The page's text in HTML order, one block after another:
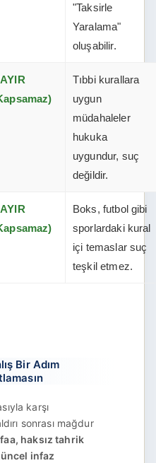
"Taksirle
Yaralama"
oluşabilir.
Tıbbi kurallara
uygun
müdahaleler
hukuka
uygundur, suç
değildir.
Boks, futbol gibi
sporlardaki kural
içi temaslar suç
teşkil etmez.
Bir Adım
karşı
sonrası mağdur
haksız tahrik
infaz